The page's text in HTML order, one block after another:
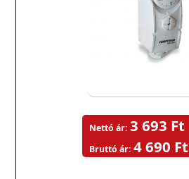
Nettó ár: 3 693 Ft
Bruttó ár: 4 690 Ft